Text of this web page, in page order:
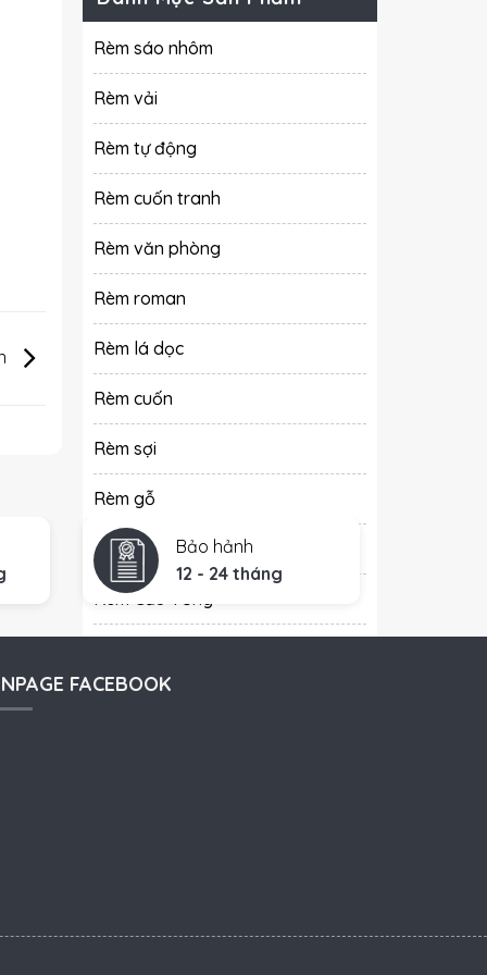
Rèm sáo nhôm
Rèm vải
Rèm tự động
Rèm cuốn tranh
Rèm văn phòng
Rèm roman
Rèm lá dọc
Rèm cuốn
Rèm sợi
Rèm gỗ
Rèm cửa đẹp
Rèm Cầu Vồng
Bảo hảnh
12 - 24 tháng
FACEBOOK